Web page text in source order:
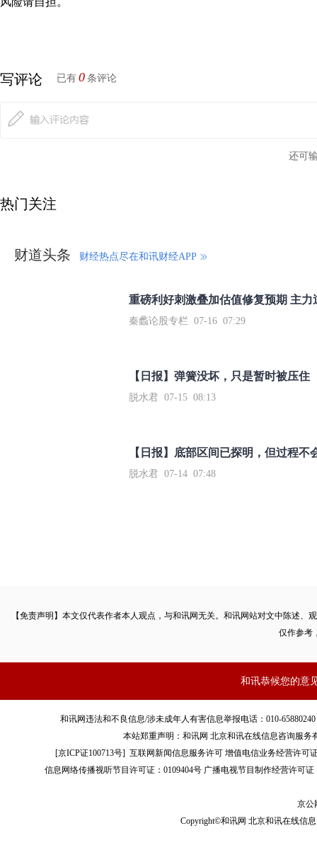
写评论 已有 0 条评论
还可
热门关注
财道头条 财经热点尽在和讯财经APP
秦蠡论股专栏 07-16 07:29
【日报】弹簧没坏，只是暂时被压住
脱水君 07-15 08:13
【日报】底部区间已探明，但过程不
脱水君 07-14 07:48
【免责声明】本文仅代表作者本人观点，与和讯网无关。和讯网站对文中陈述
仅作参考
和讯恭候您的意
和讯网违法和不良信息/涉未成年人有害信息举报电话：010-
本站郑重声明：和讯网 北京和讯在线信息咨询服
[京ICP证100713号]互联网新闻信息服务许可 增值电信业务经营许可
信息网络传播视听节目许可证：0109404号 广播电视节目制作经营许可证
京公
Copyright©和讯网 北京和讯在线信